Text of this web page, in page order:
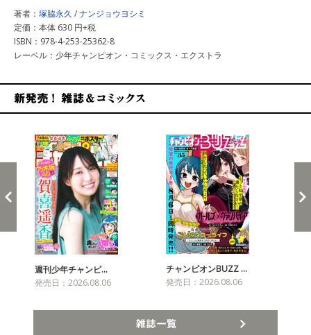
著者： 塚脇永久 /ナンジョウヨシミ
定価：本体 630 円+税
ISBN：978-4-253-25362-8
レーベル：少年チャンピオン・コミックス・エクストラ
週刊少年チャンピ…
発売日：2026.08.06
チャンピオンBUZZ …
発売日：2026.08.06